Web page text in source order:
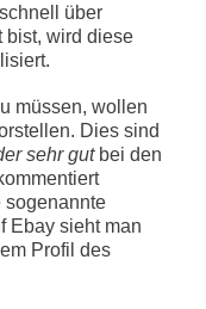
über
bist, wird diese
müssen, wollen
Dies sind
sehr gutbei den
sogenannte
Ebay sieht man
Profil des